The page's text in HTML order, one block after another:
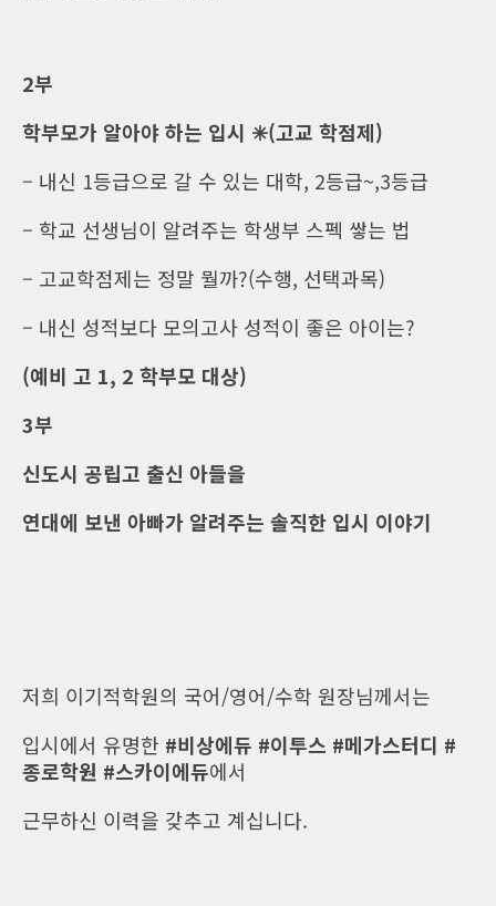
2부
학부모가 알아야 하는 입시 ✳(고교 학점제)
– 내신 1등급으로 갈 수 있는 대학, 2등급~,3등급
– 학교 선생님이 알려주는 학생부 스펙 쌓는 법
– 고교학점제는 정말 뭘까?(수행, 선택과목)
– 내신 성적보다 모의고사 성적이 좋은 아이는?
(예비 고 1, 2 학부모 대상)
3부
신도시 공립고 출신 아들을
연대에 보낸 아빠가 알려주는 솔직한 입시 이야기
저희 이기적학원의 국어/영어/수학 원장님께서는
입시에서 유명한 #비상에듀 #이투스 #메가스터디 #
종로학원 #스카이에듀에서
근무하신 이력을 갖추고 계십니다.